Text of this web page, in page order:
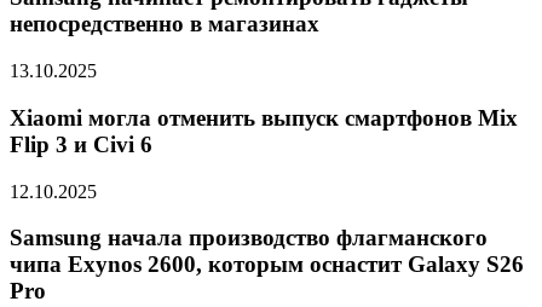
непосредственно в магазинах
13.10.2025
Xiaomi могла отменить выпуск смартфонов Mix
Flip 3 и Civi 6
12.10.2025
Samsung начала производство флагманского
чипа Exynos 2600, которым оснастит Galaxy S26
Pro